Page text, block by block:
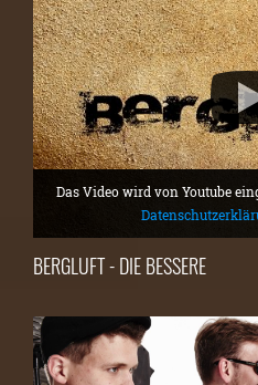
Das Video wird von Youtube
BERGLUFT - DIE BESSERE